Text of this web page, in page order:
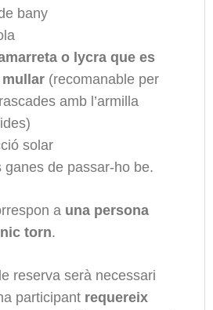
bany
o lycra que es
(recomanable per
amb l’armilla
solar
ganes de passar-ho be.
a una persona
torn.
reserva serà necessari
participant requereix